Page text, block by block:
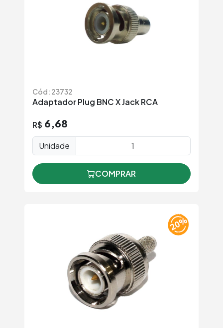
Cód: 23732
Adaptador Plug BNC X Jack RCA
R$ 6,68
Unidade
COMPRAR